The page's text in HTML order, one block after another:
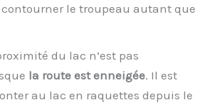
contourner le troupeau autant que
du lac n’est pas
la route est enneigée. Il est
au lac en raquettes depuis le